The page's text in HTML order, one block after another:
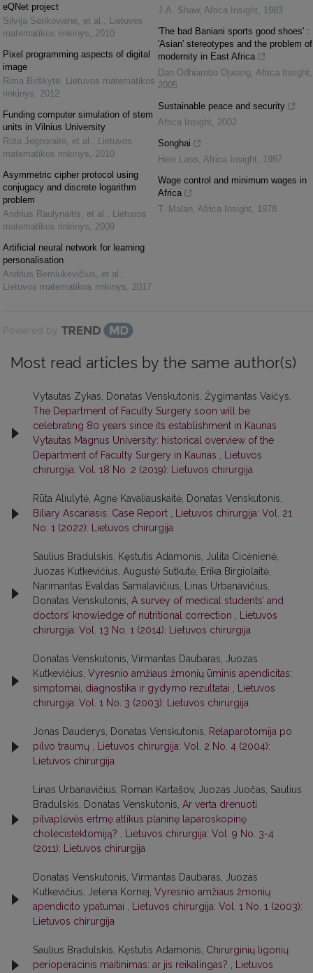
eQNet project
Silvija Sėrikovienė, et al. , Lietuvos
matematikos rinkinys, 2010
Pixel programming aspects of digital
image
Rima Birškytė, Lietuvos matematikos
rinkinys, 2012
Funding computer simulation of stem
units in Vilnius University
Rūta Jegnoraitė, et al. , Lietuvos
matematikos rinkinys, 2010
Asymmetric cipher protocol using
conjugacy and discrete logarithm
problem
Andrius Raulynaitis, et al. , Lietuvos
matematikos rinkinys, 2009
Artificial neural network for learning
personalisation
Andrius Berniukevičius, et al. ,
Lietuvos matematikos rinkinys, 2017
J.A. Shaw, Africa Insight, 1983
'The bad Baniani sports good shoes' :
'Asian' stereotypes and the problem of
modernity in East Africa
Dan Odhiambo Ojwang, Africa Insight,
2005
Sustainable peace and security
Africa Insight, 2002
Songhai
Hein Lass, Africa Insight, 1987
Wage control and minimum wages in
Africa
T. Malan, Africa Insight, 1978
Powered by
Most read articles by the same author(s)
Vytautas Zykas, Donatas Venskutonis, Žygimantas Vaičys,
The Department of Faculty Surgery soon will be
celebrating 80 years since its establishment in Kaunas
Vytautas Magnus University: historical overview of the
Department of Faculty Surgery in Kaunas
Lietuvos
chirurgija: Vol. 18 No. 2 (2019): Lietuvos chirurgija
Rūta Aliulytė, Agnė Kavaliauskaitė, Donatas Venskutonis,
Biliary Ascariasis: Case Report
Lietuvos chirurgija: Vol. 21
No. 1 (2022): Lietuvos chirurgija
Saulius Bradulskis, Kęstutis Adamonis, Julita Cicėnienė,
Juozas Kutkevičius, Augustė Sutkutė, Erika Birgiolaitė,
Narimantas Evaldas Samalavičius, Linas Urbanavičius,
Donatas Venskutonis, A survey of medical students’ and
doctors’ knowledge of nutritional correction
Lietuvos
chirurgija: Vol. 13 No. 1 (2014): Lietuvos chirurgija
Donatas Venskutonis, Virmantas Daubaras, Juozas
Kutkevičius, Vyresnio amžiaus žmonių ūminis apendicitas:
simptomai, diagnostika ir gydymo rezultatai
Lietuvos
chirurgija: Vol. 1 No. 3 (2003): Lietuvos chirurgija
Jonas Dauderys, Donatas Venskutonis,
Relaparotomija po
pilvo traumų
Lietuvos chirurgija: Vol. 2 No. 4 (2004):
Lietuvos chirurgija
Linas Urbanavičius, Roman Kartašov, Juozas Juočas, Saulius
Bradulskis, Donatas Venskutonis, Ar verta drenuoti
pilvaplėvės ertmę atlikus planinę laparoskopinę
cholecistektomiją?
Lietuvos chirurgija: Vol. 9 No. 3-4
(2011): Lietuvos chirurgija
Donatas Venskutonis, Virmantas Daubaras, Juozas
Kutkevičius, Jelena Kornej, Vyresnio amžiaus žmonių
apendicito ypatumai
Lietuvos chirurgija: Vol. 1 No. 1 (2003):
Lietuvos chirurgija
Saulius Bradulskis, Kęstutis Adamonis, Chirurginių ligonių
perioperacinis maitinimas: ar jis reikalingas?
Lietuvos